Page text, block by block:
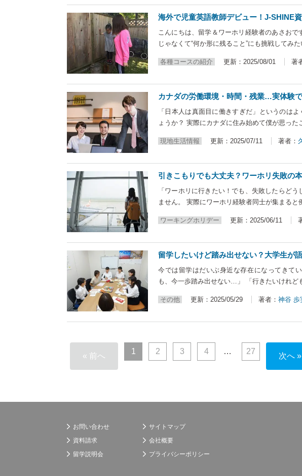
海外で児童英語教師デビュー！J-SHINE
こんにちは、留学＆ワーホリ経験者のあさお
じゃなくて“何か形に残ること”にも挑戦してみ
各種コースの紹介 更新：2025/08/01 著
カナダの労働環境・時間・残業…実体験
「日本人は真面目に働きすぎだ」というのは
ょうか？ 実際にカナダに住み始めて僕が思っ
現地生活情報 更新：2025/07/11 著者：
引きこもりでも大丈夫？ワーホリ失敗の
「ワーホリに行きたい！でも、失敗したらど
ません。 実際にワーホリ経験者同士が集まる
ワーキングホリデー 更新：2025/06/11
留学したいけど踏み出せない？大学生が
今では留学はだいぶ身近な存在になってき
も、今一歩踏み出せない…」 「行きたいけれ
その他 更新：2025/05/29 著者： 神谷 歩
« 前へ
1 2 3 4 27
次へ »
お問い合わせ
サイトマップ
資料請求
会社概要
留学説明会
プライバシーポリシー